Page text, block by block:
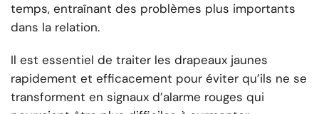
temps, entraînant des problèmes plus importants
dans la relation.
Il est essentiel de traiter les drapeaux jaunes
rapidement et efficacement pour éviter qu’ils ne se
transforment en signaux d’alarme rouges qui